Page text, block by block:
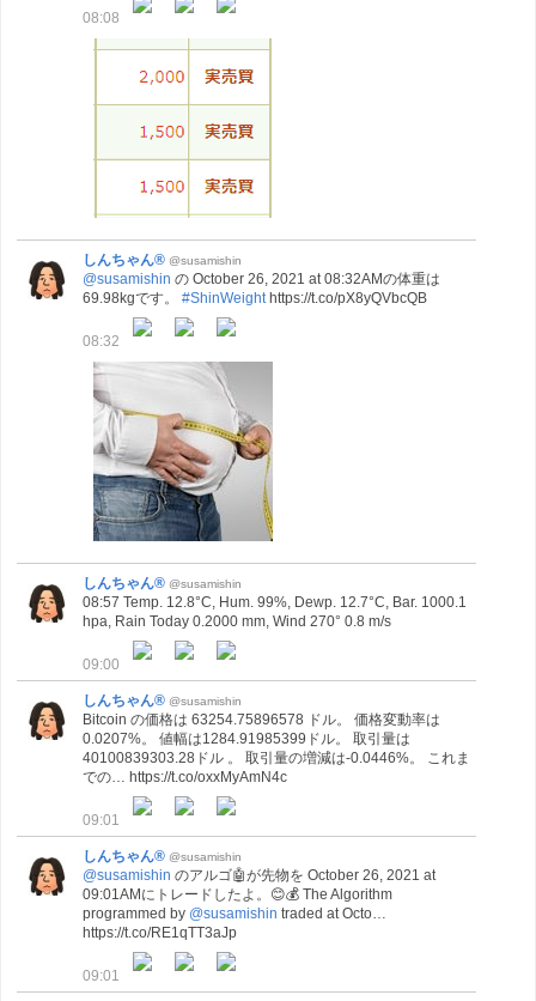
08:08
しんちゃん® @susamishin
@susamishin の October 26, 2021 at 08:32AMの体重は
69.98kgです。 #ShinWeighthttps://t.co/pX8yQVbcQB
08:32
しんちゃん® @susamishin
08:57 Temp. 12.8°C, Hum. 99%, Dewp. 12.7°C, Bar. 1000.1
hpa, Rain Today 0.2000 mm, Wind 270° 0.8 m/s
09:00
しんちゃん® @susamishin
Bitcoin の価格は 63254.75896578 ドル。 価格変動率は
0.0207%。 値幅は1284.91985399ドル。 取引量は
40100839303.28ドル 。 取引量の増減は-0.0446%。 これま
での… https://t.co/oxxMyAmN4c
09:01
しんちゃん® @susamishin
@susamishin のアルゴ🤖が先物を October 26, 2021 at
09:01AMにトレードしたよ。😊💰 The Algorithm
programmed by @susamishin traded at Octo…
https://t.co/RE1qTT3aJp
09:01